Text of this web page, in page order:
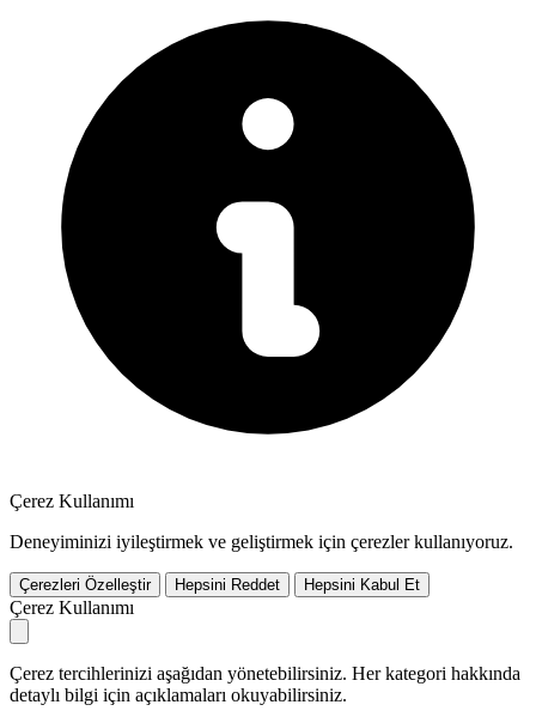
Çerez Kullanımı
Deneyiminizi iyileştirmek ve geliştirmek için çerezler kullanıyoruz.
Çerezleri Özelleştir Hepsini Reddet Hepsini Kabul Et
Çerez Kullanımı
Çerez tercihlerinizi aşağıdan yönetebilirsiniz. Her kategori hakkında
detaylı bilgi için açıklamaları okuyabilirsiniz.